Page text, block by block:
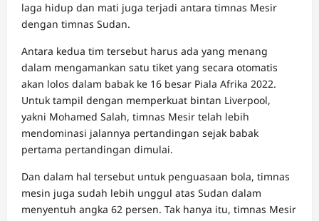
laga hidup dan mati juga terjadi antara timnas Mesir
dengan timnas Sudan.
Antara kedua tim tersebut harus ada yang menang
dalam mengamankan satu tiket yang secara otomatis
akan lolos dalam babak ke 16 besar Piala Afrika 2022.
Untuk tampil dengan memperkuat bintan Liverpool,
yakni Mohamed Salah, timnas Mesir telah lebih
mendominasi jalannya pertandingan sejak babak
pertama pertandingan dimulai.
Dan dalam hal tersebut untuk penguasaan bola, timnas
mesin juga sudah lebih unggul atas Sudan dalam
menyentuh angka 62 persen. Tak hanya itu, timnas Mesir